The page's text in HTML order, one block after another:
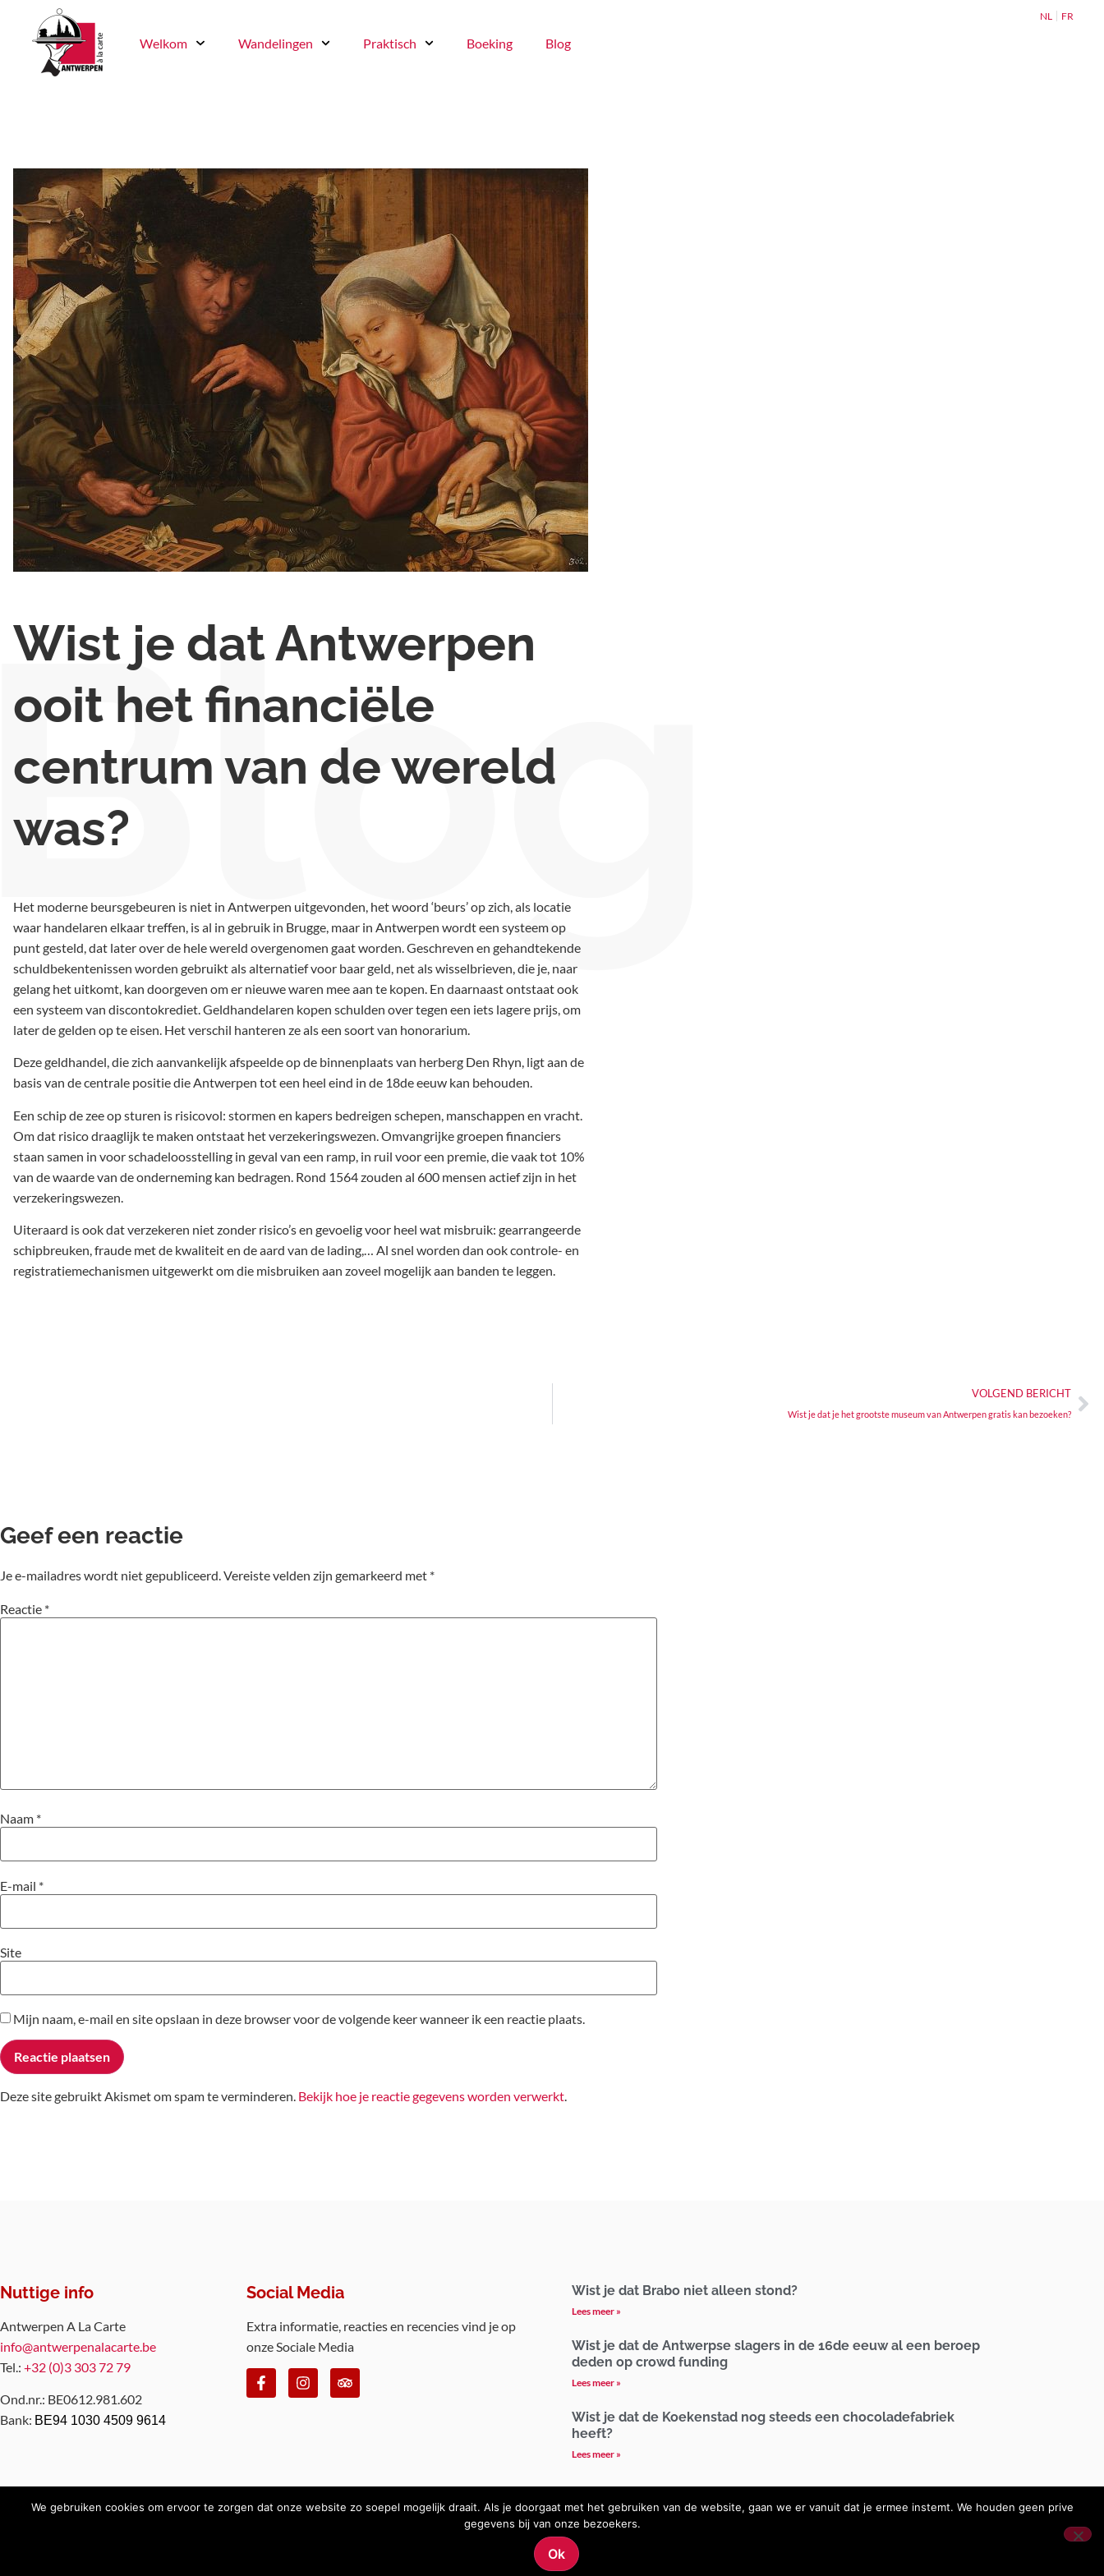
NL FR
Welkom Wandelingen Praktisch Boeking Blog
Wist je dat Antwerpen
ooit het financiële
centrum van de wereld
was?
Het moderne beursgebeuren is niet in Antwerpen uitgevonden, het woord ‘beurs’ op zich, als locatie
waar handelaren elkaar treffen, is al in gebruik in Brugge, maar in Antwerpen wordt een systeem op
punt gesteld, dat later over de hele wereld overgenomen gaat worden.Geschreven en gehandtekende
schuldbekentenissen worden gebruikt als alternatief voor baar geld, net als wisselbrieven, die je, naar
gelang het uitkomt, kan doorgeven om er nieuwe waren mee aan te kopen. En daarnaast ontstaat ook
een systeem van discontokrediet. Geldhandelaren kopen schulden over tegen een iets lagere prijs, om
later de gelden op te eisen. Het verschil hanteren ze als een soort van honorarium.
Deze geldhandel, die zich aanvankelijk afspeelde op de binnenplaats van herberg Den Rhyn, ligt aan de
basis van de centrale positie die Antwerpen tot een heel eind in de 18de eeuw kan behouden.
Een schip de zee op sturen is risicovol: stormen en kapers bedreigen schepen, manschappen en vracht.
Om dat risico draaglijk te maken ontstaat het verzekeringswezen. Omvangrijke groepen financiers
staan samen in voor schadeloosstelling in geval van een ramp, in ruil voor een premie, die vaak tot 10%
van de waarde van de onderneming kan bedragen. Rond 1564 zouden al 600 mensen actief zijn in het
verzekeringswezen.
Uiteraard is ook dat verzekeren niet zonder risico’s en gevoelig voor heel wat misbruik: gearrangeerde
schipbreuken, fraude met de kwaliteit en de aard van de lading,… Al snel worden dan ook controle- en
registratiemechanismen uitgewerkt om die misbruiken aan zoveel mogelijk aan banden te leggen.
VOLGEND BERICHT
Wist je dat je het grootste museum van Antwerpen gratis kan bezoeken?
Geef een reactie
Je e-mailadres wordt niet gepubliceerd. Vereiste velden zijn gemarkeerd met *
Reactie *
Naam *
E-mail *
Site
Mijn naam, e-mail en site opslaan in deze browser voor de volgende keer wanneer ik een reactie plaats.
Deze site gebruikt Akismet om spam te verminderen. Bekijk hoe je reactie gegevens worden verwerkt.
Nuttige info
Antwerpen A La Carte
info@antwerpenalacarte.be
Tel.: +32 (0)3 303 72 79
Ond.nr.: BE0612.981.602
Bank: BE94 1030 4509 9614
Social Media
Extra informatie, reacties en recencies vind je op
onze Sociale Media
Wist je dat Brabo niet alleen stond?
Lees meer »
Wist je dat de Antwerpse slagers in de 16de eeuw al een beroep
deden op crowd funding
Lees meer »
Wist je dat de Koekenstad nog steeds een chocoladefabriek
heeft?
Lees meer »
Privacy Cookies
We gebruiken cookies om ervoor te zorgen dat onze website zo soepel mogelijk draait. Als je doorgaat met het gebruiken van de website, gaan we er vanuit dat je ermee instemt. We houden geen prive
gegevens bij van onze bezoekers.
Ok